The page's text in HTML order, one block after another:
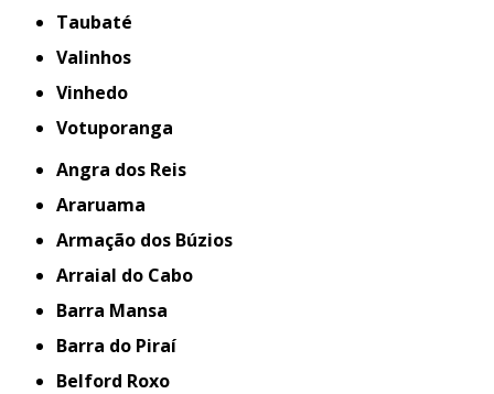
Taubaté
Valinhos
Vinhedo
Votuporanga
Angra dos Reis
Araruama
Armação dos Búzios
Arraial do Cabo
Barra Mansa
Barra do Piraí
Belford Roxo